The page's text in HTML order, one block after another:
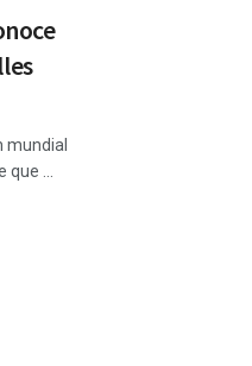
mundial
...